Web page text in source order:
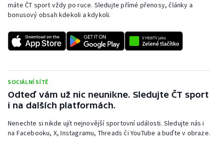
Short track
Sportovní střelba
Triatlon
Veslování
Vodní slalom
máte ČT sport vždy po ruce. Sledujte přímé přenosy, články a
bonusový obsah kdekoli a kdykoli.
SOCIÁLNÍ SÍTĚ
Odteď vám už nic neunikne. Sledujte ČT sport
i na dalších platformách.
Nenechte si nikde ujít nejnovější sportovní události. Sledujte nás i
na Facebooku, X, Instagramu, Threads či YouTube a buďte v obraze.